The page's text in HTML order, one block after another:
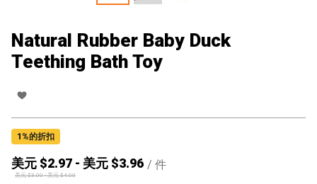
Natural Rubber Baby Duck
Teething Bath Toy
1 %的折扣
美元 $2.97 - 美元 $3.96 / 件
美元 $3.00-美元 $4.00